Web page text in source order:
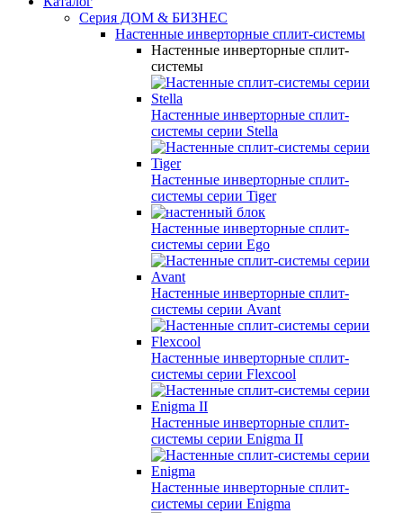
Серия ДОМ & БИЗНЕС
Настенные инверторные сплит-системы
Настенные инверторные сплит-
системы
Настенные инверторные сплит-
системы серии Stella
Настенные инверторные сплит-
системы серии Tiger
Настенные инверторные сплит-
системы серии Ego
Настенные инверторные сплит-
системы серии Avant
Настенные инверторные сплит-
системы серии Flexcool
Настенные инверторные сплит-
системы серии Enigma II
Настенные инверторные сплит-
системы серии Enigma